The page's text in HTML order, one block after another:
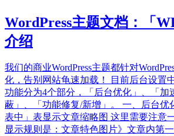
WordPress主题文档：「
介绍
我们的商业WordPress主题都针对
化，告别网站龟速加载！ 目前后台设置
功能分为4个部分，「后台优化」、「加
蔽」、「功能修复/新增」。 一、后台优
表中」表显示文章缩略图 这里需要注意
显示规则是：文章特色图片》文章内第